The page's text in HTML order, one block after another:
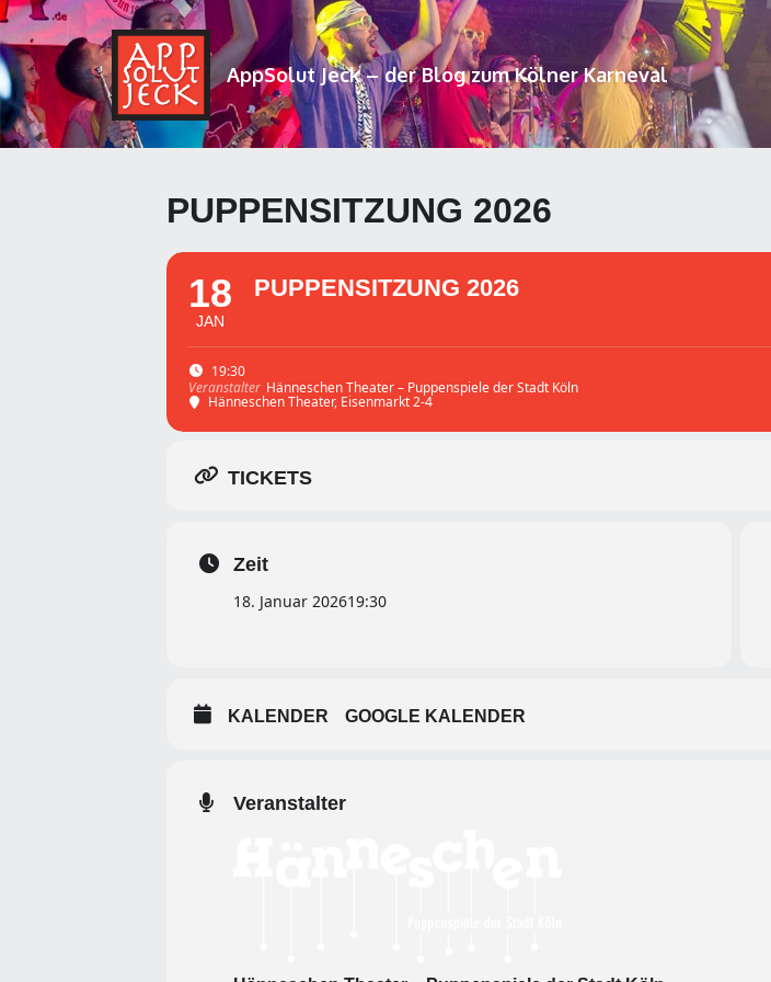
AppSolut Jeck – der Blog zum Kölner Karneval
PUPPENSITZUNG 2026
19:30
Veranstalter Hänneschen Theater – Puppenspiele der Stadt Köln
Hänneschen Theater, Eisenmarkt 2-4
18
JAN
PUPPENSITZUNG 2026
TICKETS
Zeit
18. Januar 202619:30
KALENDER GOOGLE KALENDER
Veranstalter